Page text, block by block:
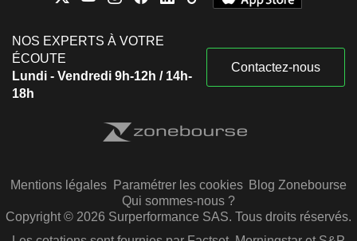
NOS EXPERTS À VOTRE
ÉCOUTE
Lundi - Vendredi 9h-12h / 14h-
18h
Contactez-nous
Mentions légales Paramétrer les cookies Blog Zonebourse
Qui sommes-nous ?
Copyright © 2026 Surperformance SAS. Tous droits réservés.